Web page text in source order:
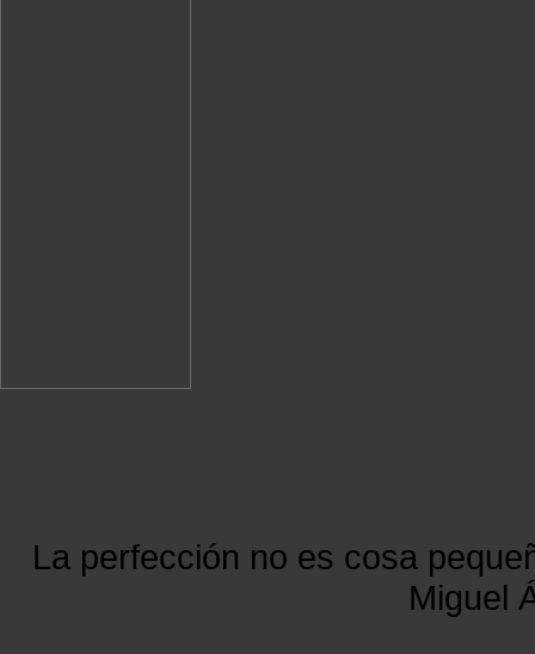
La perfección no es cosa
Miguel